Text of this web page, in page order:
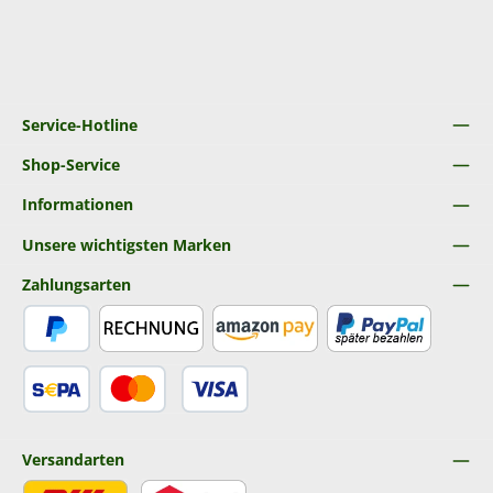
Service-Hotline
Shop-Service
Informationen
Unsere wichtigsten Marken
Zahlungsarten
Versandarten